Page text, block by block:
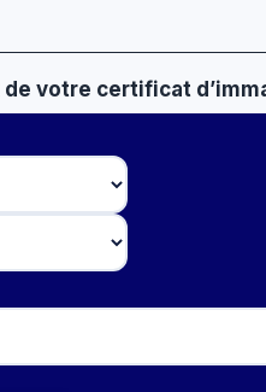
de votre certificat